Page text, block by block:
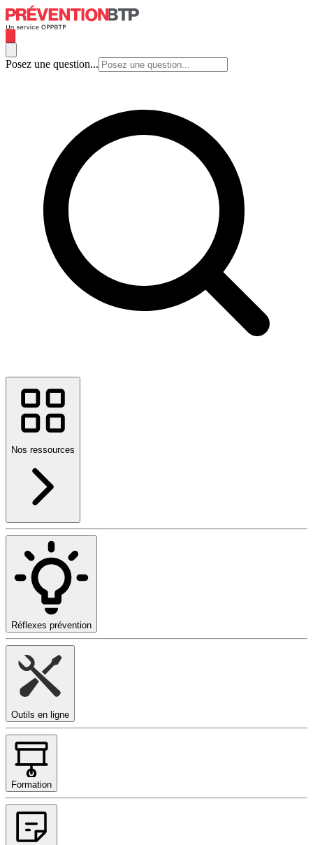
Posez une question...
Nos ressources
Réflexes prévention
Outils en ligne
Formation